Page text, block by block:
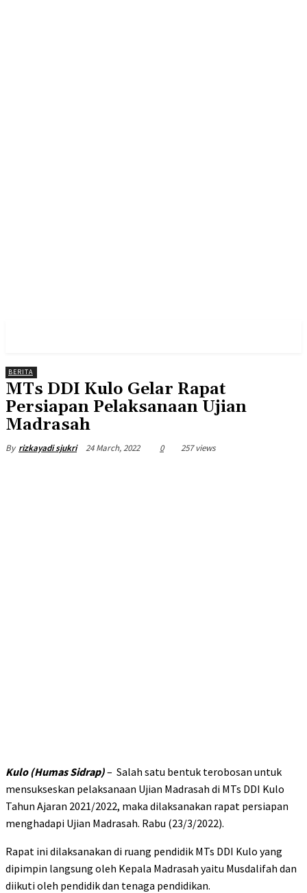
BERITA
MTs DDI Kulo Gelar Rapat
Persiapan Pelaksanaan Ujian
Madrasah
By rizkayadi sjukri 24 March, 2022 0 257 views
Kulo (Humas Sidrap)– Salah satu bentuk terobosan untuk
mensukseskan pelaksanaan Ujian Madrasah di MTs DDI Kulo
Tahun Ajaran 2021/2022, maka dilaksanakan rapat persiapan
menghadapi Ujian Madrasah. Rabu (23/3/2022).
Rapat ini dilaksanakan di ruang pendidik MTs DDI Kulo yang
dipimpin langsung oleh Kepala Madrasah yaitu Musdalifah dan
diikuti oleh pendidik dan tenaga pendidikan.